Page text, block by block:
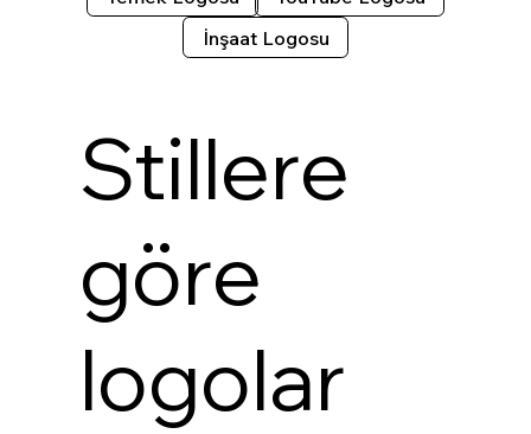
İnşaat Logosu
Stillere
göre
logolar